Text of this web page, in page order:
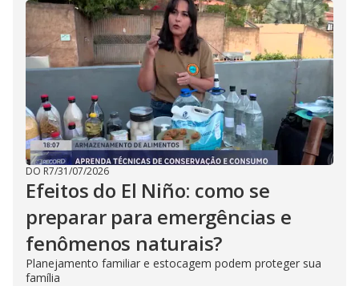
DO R7/31/07/2026
Efeitos do El Niño: como se
preparar para emergências e
fenômenos naturais?
Planejamento familiar e estocagem podem proteger sua
família